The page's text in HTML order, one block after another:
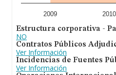
2009 2010
Estructura corporativa -
NO
Contratos Públicos
Ver Información
Incidencias de Fuentes
Ver Información